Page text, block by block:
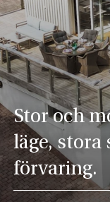
Stor och
läge, stora
förvaring.